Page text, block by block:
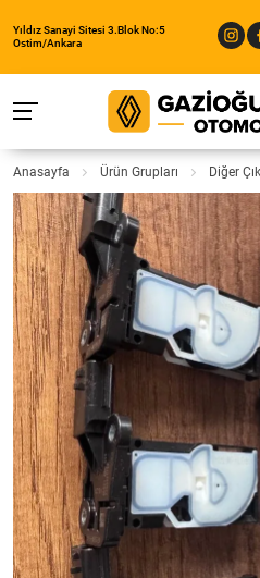
Yıldız Sanayi Sitesi 3.Blok No:5
Ostim/Ankara
Anasayfa Ürün Grupları Diğer